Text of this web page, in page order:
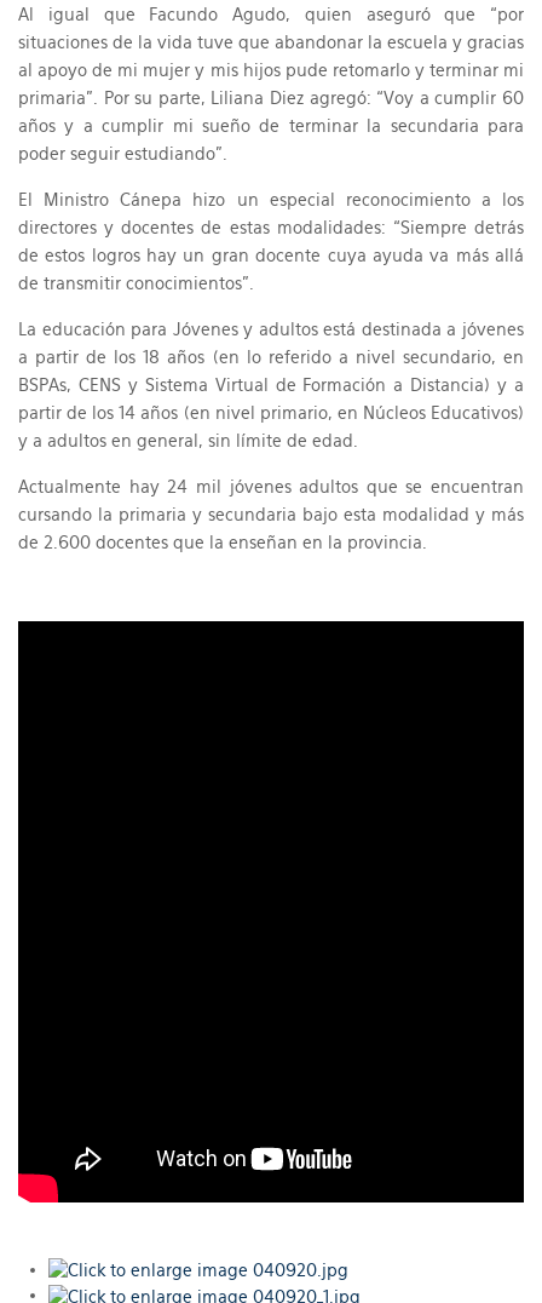
Al igual que Facundo Agudo, quien aseguró que “por
situaciones de la vida tuve que abandonar la escuela y gracias
al apoyo de mi mujer y mis hijos pude retomarlo y terminar mi
primaria”. Por su parte, Liliana Diez agregó: “Voy a cumplir 60
años y a cumplir mi sueño de terminar la secundaria para
poder seguir estudiando”.
El Ministro Cánepa hizo un especial reconocimiento a los
directores y docentes de estas modalidades: “Siempre detrás
de estos logros hay un gran docente cuya ayuda va más allá
de transmitir conocimientos”.
La educación para Jóvenes y adultos está destinada a jóvenes
a partir de los 18 años (en lo referido a nivel secundario, en
BSPAs, CENS y Sistema Virtual de Formación a Distancia) y a
partir de los 14 años (en nivel primario, en Núcleos Educativos)
y a adultos en general, sin límite de edad.
Actualmente hay 24 mil jóvenes adultos que se encuentran
cursando la primaria y secundaria bajo esta modalidad y más
de 2.600 docentes que la enseñan en la provincia.